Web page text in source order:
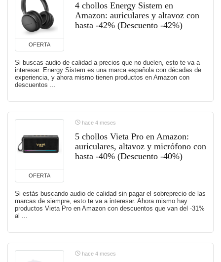
OFERTA
4 chollos Energy Sistem en
Amazon: auriculares y altavoz con
hasta -42% (Descuento -42%)
Si buscas audio de calidad a precios que no duelen, esto te va a
interesar. Energy Sistem es una marca española con décadas de
experiencia, y ahora mismo tienen productos en Amazon con
descuentos ...
OFERTA
hace 4 meses
5 chollos Vieta Pro en Amazon:
auriculares, altavoz y micrófono con
hasta -40% (Descuento -40%)
Si estás buscando audio de calidad sin pagar el sobreprecio de las
marcas de siempre, esto te va a interesar. Ahora mismo hay
productos Vieta Pro en Amazon con descuentos que van del -31%
al ...
hace 4 meses